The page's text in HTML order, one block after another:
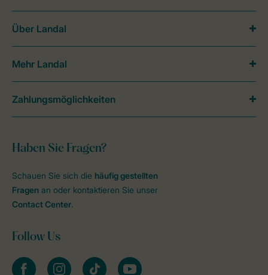
Haben Sie Fragen?
Schauen Sie sich die häufig gestellten
Fragen an oder kontaktieren Sie unser
Contact Center.
Follow Us
facebookinstagramtiktok youtube
Über Landal
Mehr Landal
Zahlungsmöglichkeiten